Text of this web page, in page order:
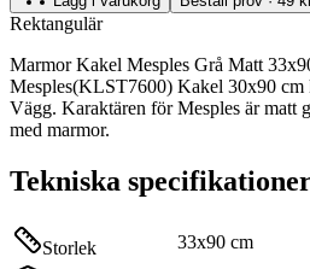
Rektangulär
Marmor Kakel Mesples Grå Matt
Mesples(KLST7600) Kakel 30x90 cm
Vägg. Karaktären för Mesples är matt
med marmor.
Tekniska
Storlek 33x90 cm